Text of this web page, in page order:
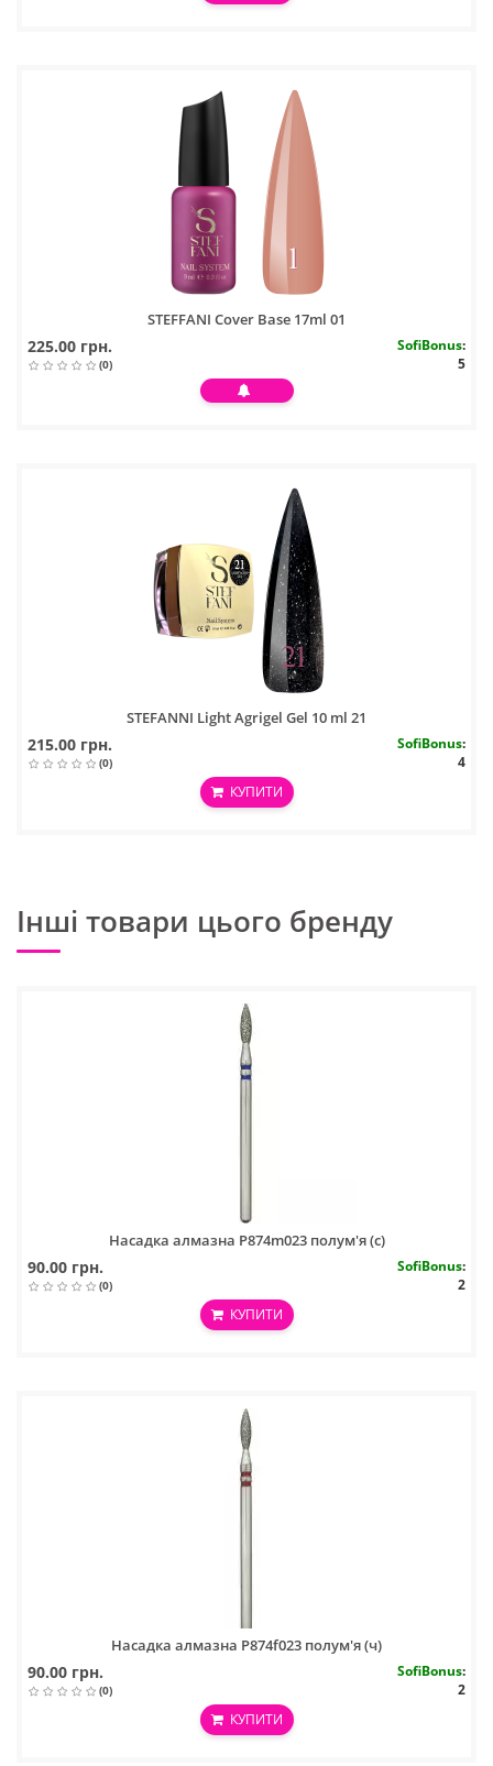
STEFFANI Cover Base 17ml 01
225.00 грн.
(0)
SofiBonus:
5
STEFANNI Light Agrigel Gel 10 ml 21
215.00 грн.
(0)
SofiBonus:
4
КУПИТИ
Інші товари цього бренду
Насадка алмазна P874m023 полум'я (с)
90.00 грн.
(0)
SofiBonus:
2
КУПИТИ
Насадка алмазна P874f023 полум'я (ч)
90.00 грн.
(0)
SofiBonus:
2
КУПИТИ